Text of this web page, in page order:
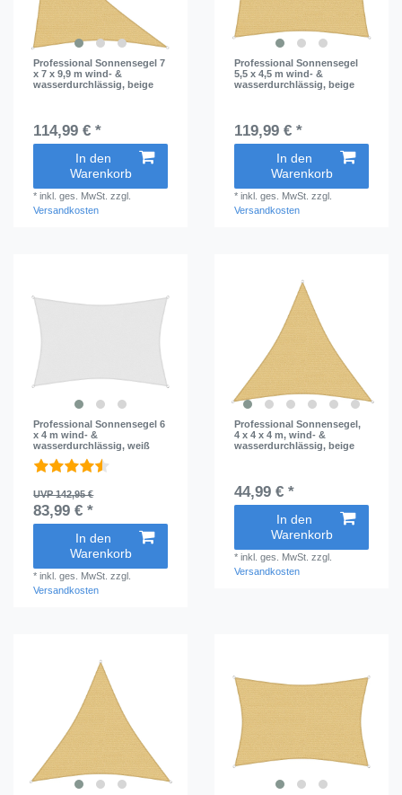
Professional Sonnensegel 7
x 7 x 9,9 m wind- &
wasserdurchlässig, beige
114,99 € *
In den
Warenkorb
*inkl. ges. MwSt. zzgl.
Versandkosten
Professional Sonnensegel
5,5 x 4,5 m wind- &
wasserdurchlässig, beige
119,99 € *
In den
Warenkorb
*inkl. ges. MwSt. zzgl.
Versandkosten
Professional Sonnensegel 6
x 4 m wind- &
wasserdurchlässig, weiß
UVP 142,95 €
83,99 € *
In den
Warenkorb
*inkl. ges. MwSt. zzgl.
Versandkosten
Professional Sonnensegel,
4 x 4 x 4 m, wind- &
wasserdurchlässig, beige
44,99 € *
In den
Warenkorb
*inkl. ges. MwSt. zzgl.
Versandkosten